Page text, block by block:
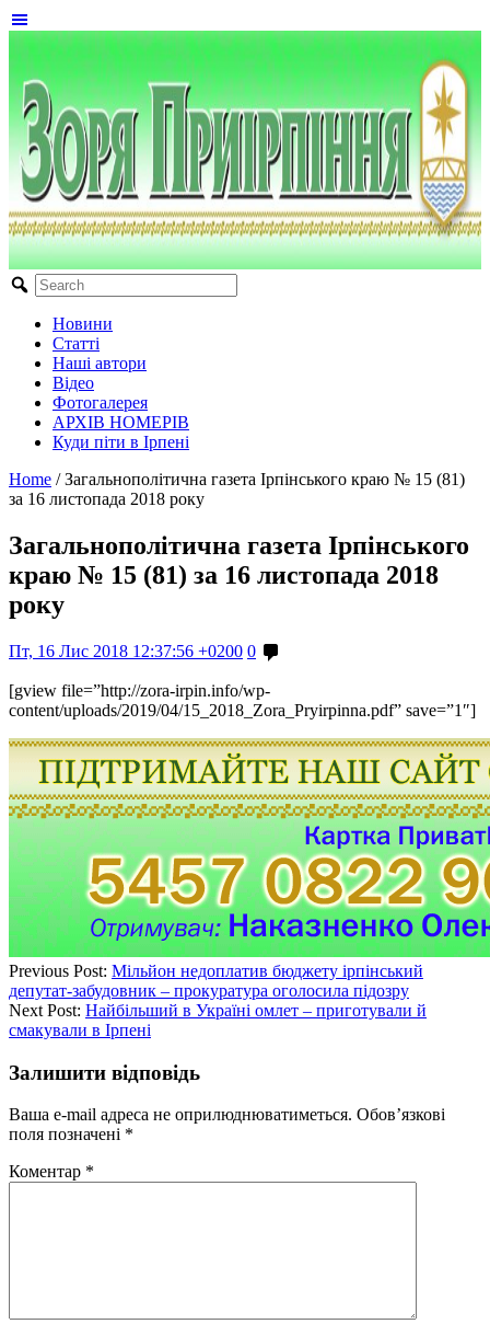
Новини
Статті
Наші автори
Відео
Фотогалерея
АРХІВ НОМЕРІВ
Куди піти в Ірпені
Home / Загальнополітична газета Ірпінського краю № 15 (81)
за 16 листопада 2018 року
Загальнополітична газета Ірпінського
краю № 15 (81) за 16 листопада 2018
року
Пт, 16 Лис 2018 12:37:56 +0200 0
[gview file=”http://zora-irpin.info/wp-
content/uploads/2019/04/15_2018_Zora_Pryirpinna.pdf” save=”1″]
Previous Post: Мільйон недоплатив бюджету ірпінський
депутат-забудовник – прокуратура оголосила підозру
Next Post: Найбільший в Україні омлет – приготували й
смакували в Ірпені
Залишити відповідь
Ваша e-mail адреса не оприлюднюватиметься. Обов’язкові
поля позначені *
Коментар *